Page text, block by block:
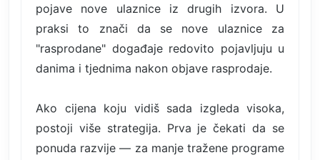
pojave nove ulaznice iz drugih izvora. U
praksi to znači da se nove ulaznice za
"rasprodane" događaje redovito pojavljuju u
danima i tjednima nakon objave rasprodaje.
Ako cijena koju vidiš sada izgleda visoka,
postoji više strategija. Prva je čekati da se
ponuda razvije — za manje tražene programe